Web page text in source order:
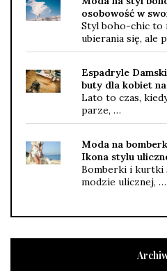
osobowość w
Styl boho-chic to
ubierania się, ale
Espadryle
buty dla kobiet
Lato to czas,
parze, …
Moda na
Ikona stylu
Bomberki i kurtki
modzie ulicznej, …